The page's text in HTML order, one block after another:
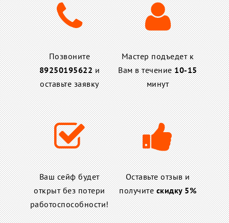
Позвоните
89250195622 и
оставьте заявку
Мастер подъедет к
Вам в течение10-15
минут
Ваш сейф будет
открыт без потери
работоспособности!
Оставьте отзыв и
получитескидку 5%